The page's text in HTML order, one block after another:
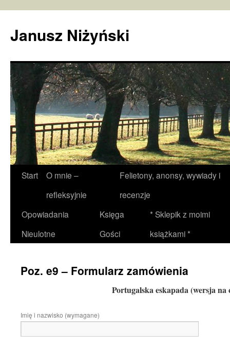
Janusz Niżyński
Przejdź
treści
Start
O mnie –
refleksyjnie
Felietony, anonsy, wywiady i
recenzje
Opowiadania
Nieulotne
Księga
Gości
* Sklepik z moimi
książkami *
Poz. e9 – Formularz zamówienia
Portugalska eskapada (wersja
Imię i nazwisko (wymagane)